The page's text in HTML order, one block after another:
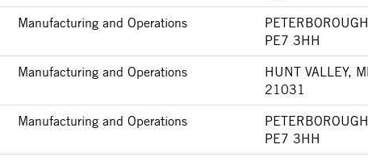
Manufacturing and Operations
PE7 3HH
Manufacturing and Operations
HUNT VALLEY,
21031
Manufacturing and Operations
PE7 3HH